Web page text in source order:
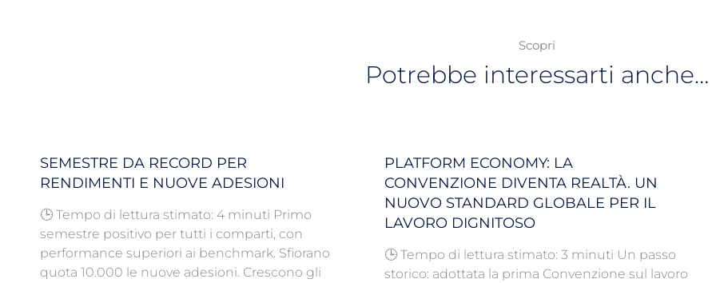
Scopri
Potrebbe interessarti anche…
SEMESTRE DA RECORD PER
RENDIMENTI E NUOVE ADESIONI
🕒 Tempo di lettura stimato: 4 minuti Primo
semestre positivo per tutti i comparti, con
performance superiori ai benchmark. Sfiorano
quota 10.000 le nuove adesioni. Crescono gli
PLATFORM ECONOMY: LA
CONVENZIONE DIVENTA REALTÀ. UN
NUOVO STANDARD GLOBALE PER IL
LAVORO DIGNITOSO
🕒 Tempo di lettura stimato: 3 minuti Un passo
storico: adottata la prima Convenzione sul lavoro